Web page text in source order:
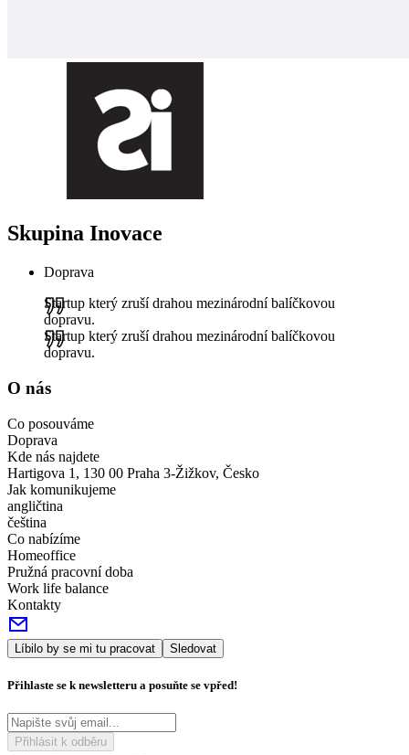
Skupina Inovace
Doprava
Startup který zruší drahou mezinárodní balíčkovou
dopravu.
Startup který zruší drahou mezinárodní balíčkovou
dopravu.
O nás
Co posouváme
Doprava
Kde nás najdete
Hartigova 1, 130 00 Praha 3-Žižkov, Česko
Jak komunikujeme
angličtina
čeština
Co nabízíme
Homeoffice
Pružná pracovní doba
Work life balance
Kontakty
Líbilo by se mi tu pracovat Sledovat
Přihlaste se k newsletteru a posuňte se vpřed!
Přihlásit k odběru